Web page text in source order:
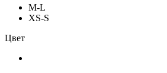
M-L
XS-S
Цвет